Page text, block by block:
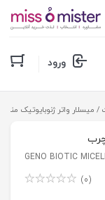
ورود
/ میسلار واتر ژنوبایوتیک
GENO BIOTIC
(0)